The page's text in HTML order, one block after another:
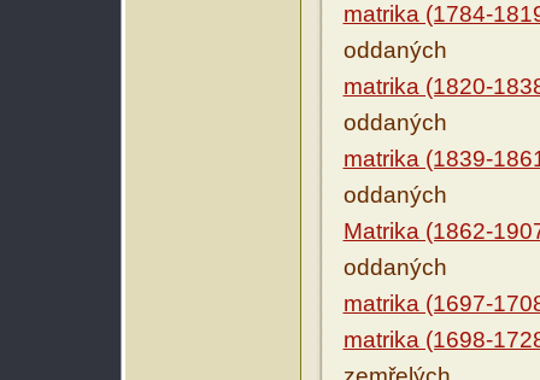
matrika (1784-
oddaných
matrika (1820-
oddaných
matrika (1839-
oddaných
Matrika (1862-
oddaných
matrika (1697-
matrika (1698-